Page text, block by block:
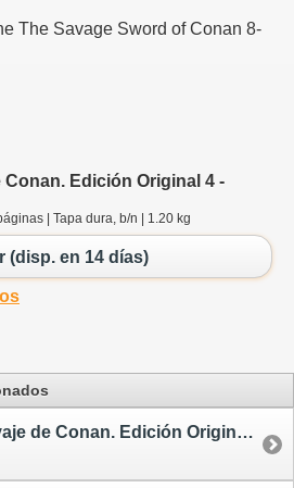
The Savage Sword of Conan 8-
Conan. Edición Original 4 -
| Tapa dura, b/n | 1.20 kg
(disp. en 14 días)
La Espada Salvaje de Conan. Edición Original 2 - cómic